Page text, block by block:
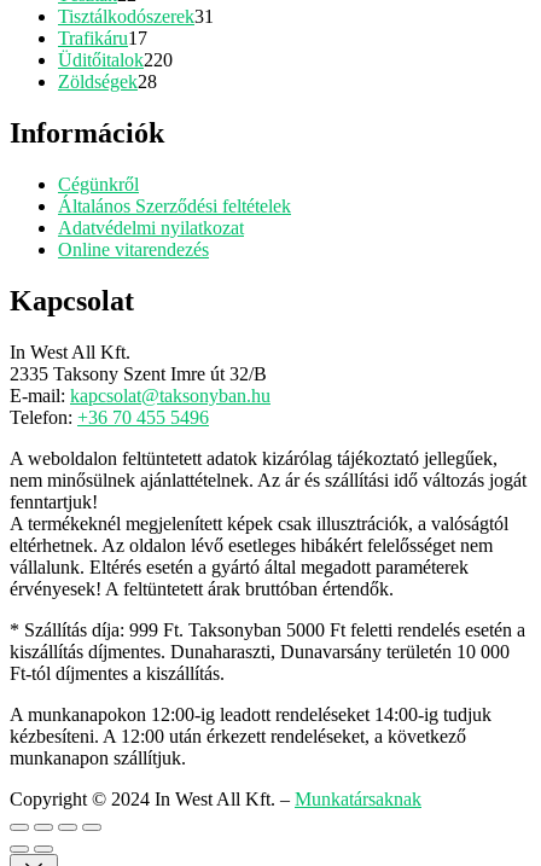
termék
Tisztálkodószerek31
Trafikáru1717
termék
Üditőitalok220220
Zöldségek2828
Információk
Cégünkről
Általános Szerződési feltételek
Adatvédelmi nyilatkozat
Online vitarendezés
Kapcsolat
In West All Kft.
2335 Taksony Szent Imre út 32/B
E-mail: kapcsolat@taksonyban.hu
Telefon: +36 70 455 5496
A weboldalon feltüntetett adatok kizárólag tájékoztató jellegűek,
nem minősülnek ajánlattételnek. Az ár és szállítási idő változás jogát
fenntartjuk!
A termékeknél megjelenített képek csak illusztrációk, a valóságtól
eltérhetnek. Az oldalon lévő esetleges hibákért felelősséget nem
vállalunk. Eltérés esetén a gyártó által megadott paraméterek
érvényesek! A feltüntetett árak bruttóban értendők.
* Szállítás díja: 999 Ft. Taksonyban 5000 Ft feletti rendelés esetén a
kiszállítás díjmentes. Dunaharaszti, Dunavarsány területén 10 000
Ft-tól díjmentes a kiszállítás.
A munkanapokon 12:00-ig leadott rendeléseket 14:00-ig tudjuk
kézbesíteni. A 12:00 után érkezett rendeléseket, a következő
munkanapon szállítjuk.
Copyright © 2024 In West All Kft. – Munkatársaknak